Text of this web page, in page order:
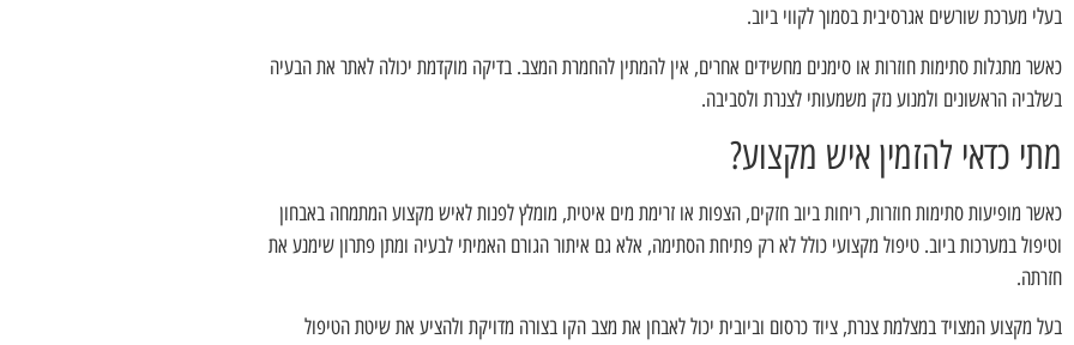
בעלי מערכת שורשים אגרסיבית בסמוך לקווי ביוב.
כאשר מתגלות סתימות חוזרות או סימנים מחשידים אחרים, אין להמתין להחמרת המצב. בדיקה מוקדמת יכולה לאתר את הבעיה
בשלביה הראשונים ולמנוע נזק משמעותי לצנרת ולסביבה.
מתי כדאי להזמין איש מקצוע?
כאשר מופיעות סתימות חוזרות, ריחות ביוב חזקים, הצפות או זרימת מים איטית, מומלץ לפנות לאיש מקצוע המתמחה באבחון
וטיפול במערכות ביוב. טיפול מקצועי כולל לא רק פתיחת הסתימה, אלא גם איתור הגורם האמיתי לבעיה ומתן פתרון שימנע את
חזרתה.
בעל מקצוע המצויד במצלמת צנרת, ציוד כרסום וביובית יכול לאבחן את מצב הקו בצורה מדויקת ולהציע את שיטת הטיפול